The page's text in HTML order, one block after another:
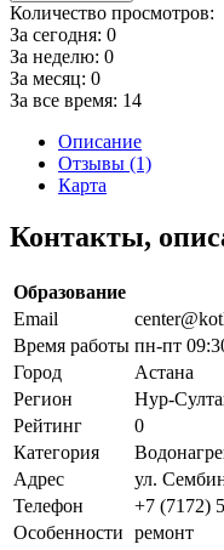
Количество просмотров:
За сегодня: 0
За неделю: 0
За месяц: 0
За все время: 14
Описание
Отзывы (1)
Карта
Контакты,
Образование
Email
Время работы пн-пт
Город
Астана
Регион
Нур-
Рейтинг
0
Категория
Адрес
ул.
Телефон
+7 (7172)
Особенности ремонт